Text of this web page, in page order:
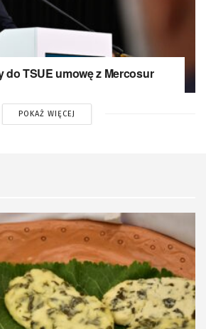
do TSUE umowę z Mercosur
POKAŻ WIĘCEJ